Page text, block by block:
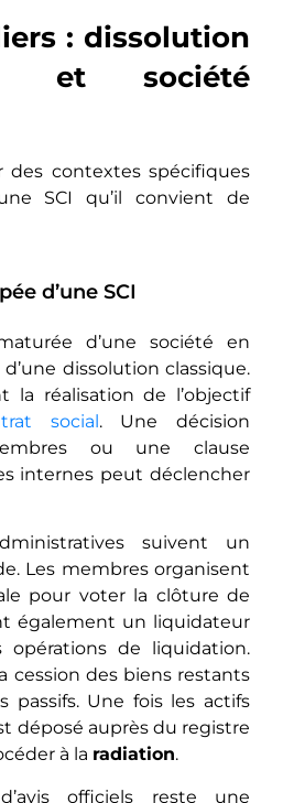
: dissolution
et société
des contextes spécifiques
SCI qu’il convient de
d’une SCI
d’une société en
dissolution classique.
la réalisation de l’objectif
social. Une décision
ou une clause
internes peut déclencher
suivent un
Les membres organisent
pour voter la clôture de
également un liquidateur
opérations de liquidation.
cession des biens restants
Une fois les actifs
déposé auprès du registre
à la radiation.
officiels reste une